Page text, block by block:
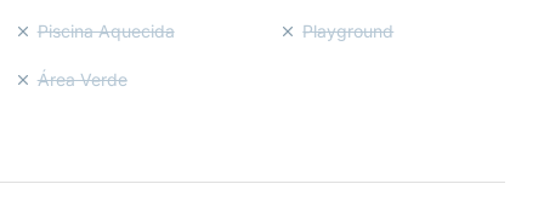
Piscina Aquecida Playground
Área Verde